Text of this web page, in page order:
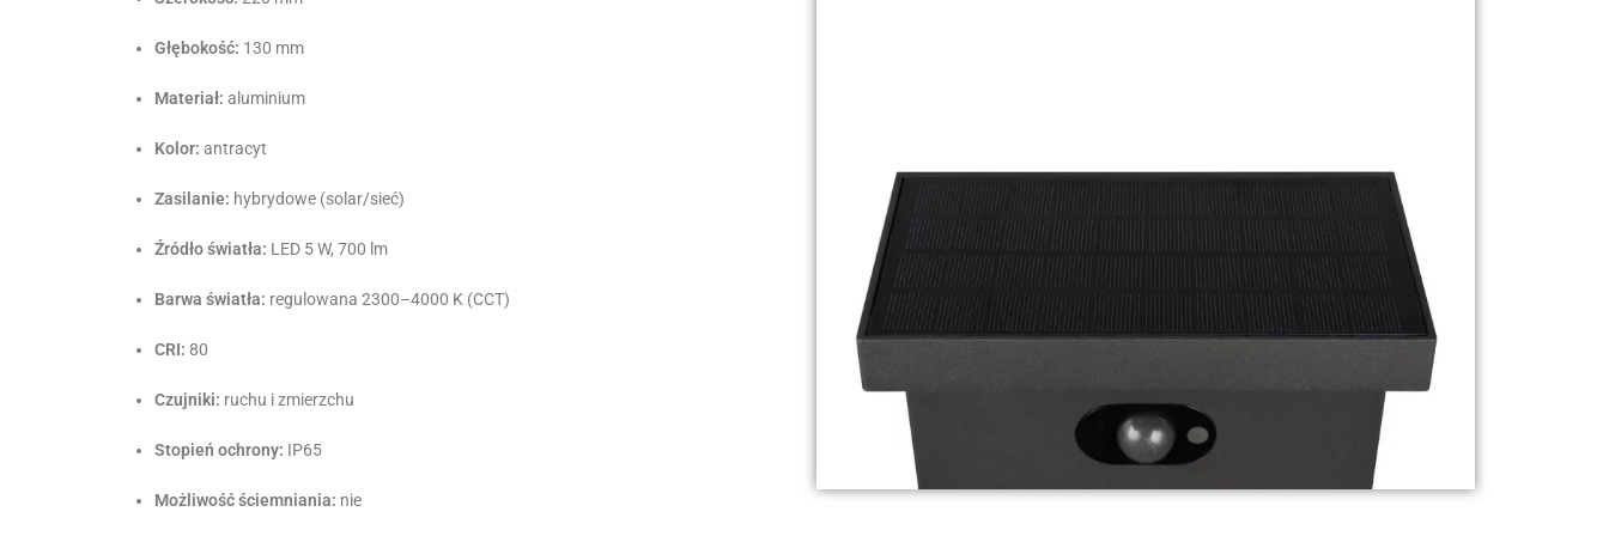
Głębokość: 130 mm
Materiał: aluminium
Kolor: antracyt
Zasilanie: hybrydowe (solar/sieć)
Źródło światła: LED 5 W, 700 lm
Barwa światła: regulowana 2300–4000 K (CCT)
CRI: 80
Czujniki: ruchu i zmierzchu
Stopień ochrony: IP65
Możliwość ściemniania: nie